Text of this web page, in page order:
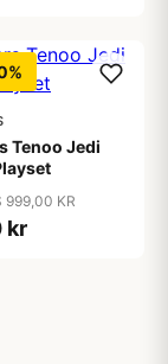
Tenoo Jedi
999,00 KR
kr